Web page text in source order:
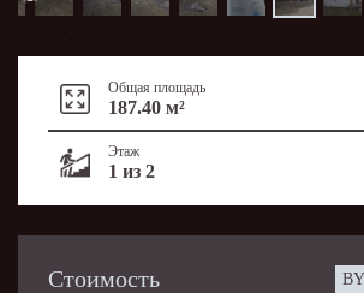
Общая площадь
187.40 м²
Этаж
1 из 2
Стоимость